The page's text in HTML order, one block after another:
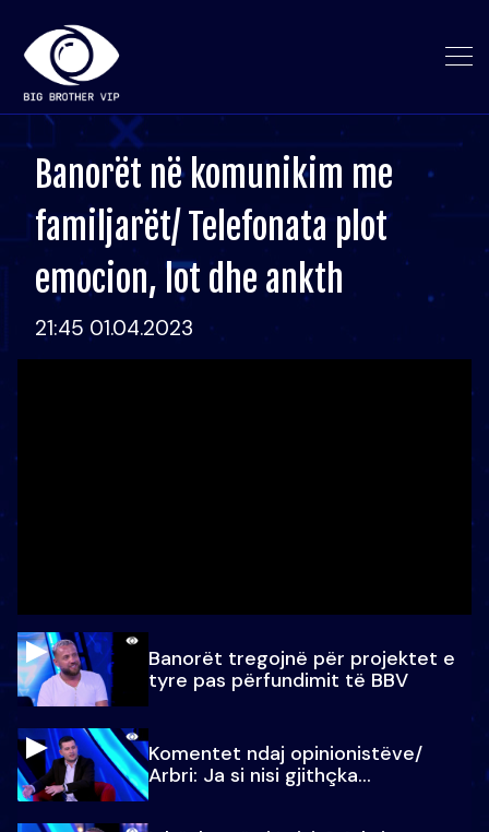
Banorët në komunikim me
familjarët/ Telefonata plot
emocion, lot dhe ankth
21:45 01.04.2023
Banorët tregojnë për projektet e
tyre pas përfundimit të BBV
Komentet ndaj opinionistëve/
Arbri: Ja si nisi gjithçka…